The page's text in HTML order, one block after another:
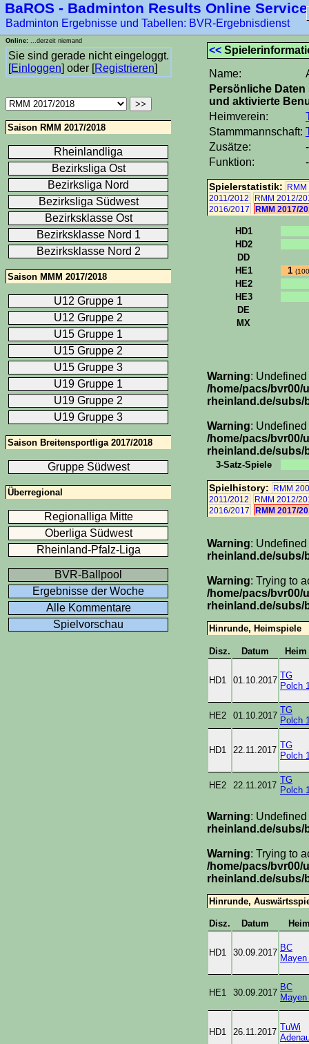
BaROS - Badminton Results Online Service
Badminton Ergebnisse und Tabellen: BVR-Ergebnisdienst
<<
Name:
Persönliche
und aktivierte
Heimverein:
Stammmannschaft:
Zusätze:
Funktion:
Spielerstatistik:
2011/2012
RMM 2012/
2016/2017
RMM 2017/
HD1
HD2
DD
HE1
1
HE2
HE3
DE
MX
Warning:
/home/pacs/bvr00/
rheinland.de/
Warning:
/home/pacs/bvr00/
rheinland.de/
3-Satz-Spiele
Spielhistory:
RMM
2011/2012
RMM 2012/
2016/2017
RMM 2017/
Warning:
rheinland.de/subs/
Warning: Trying to
/home/pacs/bvr00/
rheinland.de/subs/
Hinrunde, Heimspiele
Disz. Datum Heim
HD1 01.10.2017 TG
Polch
HE2 01.10.2017
TG
Polch
HD1 22.11.2017 TG
Polch
HE2 22.11.2017
TG
Polch
Warning:
rheinland.de/subs/
Warning: Trying to
/home/pacs/bvr00/
rheinland.de/subs/
Hinrunde,
Disz. Datum
HD1 30.09.2017 BC
Mayen
HE1 30.09.2017
BC
Mayen
HD1 26.11.2017 TuWi
Saison RMM 2017/2018
Rheinlandliga
Bezirksliga Ost
Bezirksliga Nord
Bezirksliga Südwest
Bezirksklasse Ost
Bezirksklasse Nord 1
Bezirksklasse Nord 2
Saison MMM 2017/2018
U12 Gruppe 1
U12 Gruppe 2
U15 Gruppe 1
U15 Gruppe 2
U15 Gruppe 3
U19 Gruppe 1
U19 Gruppe 2
U19 Gruppe 3
Saison Breitensportliga 2017/2018
Gruppe Südwest
Überregional
Regionalliga Mitte
Oberliga Südwest
Rheinland-Pfalz-Liga
BVR-Ballpool
Ergebnisse der Woche
Alle Kommentare
Spielvorschau
Online: ...derzeit niemand
Sie sind gerade nicht eingeloggt.
[Einloggen] oder [Registrieren]